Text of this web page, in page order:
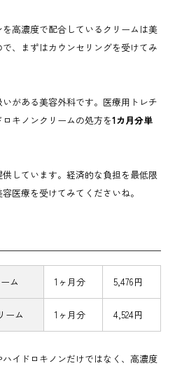
高濃度で配合しているクリームは美
、まずはカウンセリングを受けてみ
がある美容外科です。医療用トレチ
キノンクリームの処方を1カ月分単
しています。経済的な負担を最低限
医療を受けてみてくださいね。
ム 1ヶ月分 5,476円
ーム 1ヶ月分 4,524円
イドロキノンだけではなく、高濃度